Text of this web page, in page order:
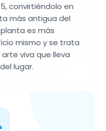
convirtiéndolo en
más antigua del
es más
mismo y se trata
viva que lleva
lugar.